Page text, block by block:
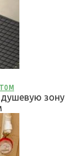
зону